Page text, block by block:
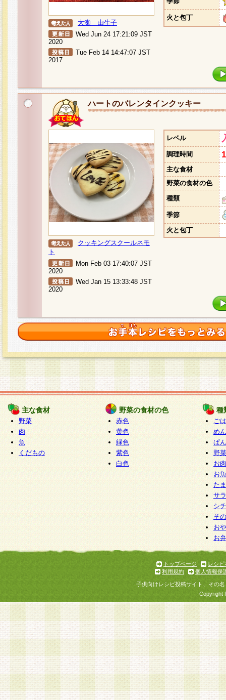
大瀬 由生子
Wed Jun 24 17:21:09 JST
2020
Tue Feb 14 14:47:07 JST
2017
火と包丁
ハートのバレンタインクッキー
クッキングスクールネモ
ト
Mon Feb 03 17:40:07 JST
2020
Wed Jan 15 13:33:48 JST
2020
レベル
調理時間
主な食材
野菜の食材の色
種類
季節
火と包丁
主な食材
野菜
肉
魚
くだもの
野菜の食材の色
赤色
黄色
緑色
紫色
白色
種
ご
めん
ぱん
野
お
お
た
サ
シ
そ
お
お
トップページ
レシピ
利用規約
個人情報保
子供向けレシピ投稿サイト、その
Copyright